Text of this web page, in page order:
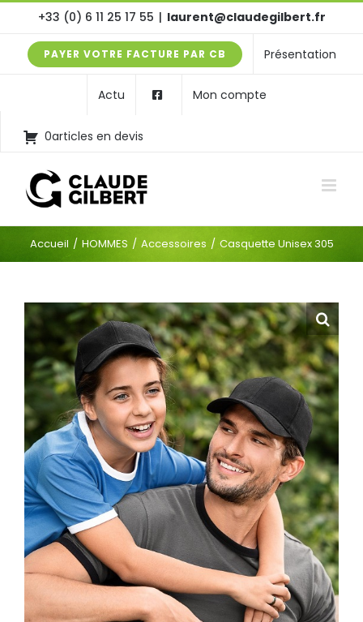
contenu
+33 (0) 6 11 25 17 55 | laurent@claudegilbert.fr
PAYER VOTRE FACTURE PAR CB Présentation
Actu
0articles en devis
Mon compte
Accueil HOMMES Accessoires Casquette Unisex 305